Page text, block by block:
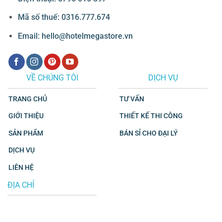
Mã số thuế: 0316.777.674
Email: hello@hotelmegastore.vn
VỀ CHÚNG TÔI
TRANG CHỦ
GIỚI THIỆU
SẢN PHẨM
DỊCH VỤ
LIÊN HỆ
DỊCH VỤ
TƯ VẤN
THIẾT KẾ THI CÔNG
BÁN SỈ CHO ĐẠI LÝ
ĐỊA CHỈ